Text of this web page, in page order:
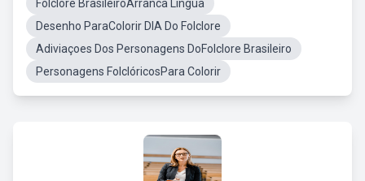
Folclore BrasileiroArranca Lingua
Desenho ParaColorir DIA Do Folclore
Adiviaçoes Dos Personagens DoFolclore Brasileiro
Personagens FolclóricosPara Colorir